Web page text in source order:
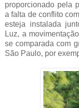
proporcionado pela
a falta de conflito
esteja instalada
Luz, a
se comparada com
São Paulo, por